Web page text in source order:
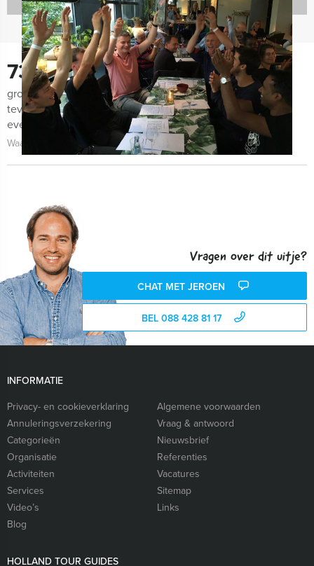
730
groepen lieten ons de afgelopen maanden weten zeer
tevreden te zijn met de organisatie van het uitje, het
evenement zelf én de begeleiding!
Waarom kiezen voor Holland Tour Guides?
Vragen over dit uitje?
CHAT MET JEROEN
BEL 088 428 81 17
INFORMATIE
Privacy- en cookieverklaring
Algemene voorwaarden
Annuleringsverzekering
Vraag & antwoord
Categorieën
Nieuwsbrief
Organisatie
Referenties
Activiteiten
Vacatures
Services
Sitemap
Video’s
Links
Blog
HOLLAND TOUR GUIDES